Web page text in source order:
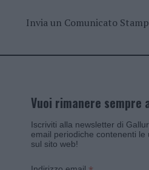
Invia un Comunicato
Vuoi rimanere sempre
Iscriviti alla newsletter di
email periodiche contenenti le
sul sito web!